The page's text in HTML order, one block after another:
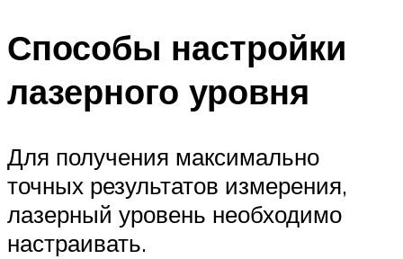
Способы настройки
лазерного уровня
Для получения максимально
точных результатов измерения,
лазерный уровень необходимо
настраивать.